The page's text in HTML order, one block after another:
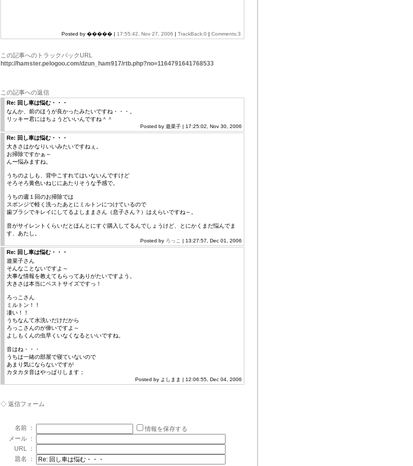
Posted by ����� | 17:55:42, Nov 27, 2006 | TrackBack:0 | Comments:3
この記事へのトラックバックURL
http://hamster.pelogoo.com/dzun_ham917/rtb.php?no=1164791641768533
この記事への返信
Re: 回し車は悩む・・・
なんか、前のほうが良かったみたいですね・・・。
リッキー君にはちょうどいいんですね＾＾
Posted by 遊菜子 | 17:25:02, Nov 30, 2006
Re: 回し車は悩む・・・
大きさはかなりいいみたいですねぇ。
お掃除ですかぁ～
んー悩みますね。
うちのよしも、背中こすれてはいないんですけど
そろそろ黄色いねじにあたりそうな予感で。
うちの週１回のお掃除では
スポンジで軽く洗ったあとにミルトンにつけているので
歯ブラシでキレイにしてるよしままさん（息子さん？）はえらいですね～。
音がサイレントくらいだとほんとにすぐ購入してるんでしょうけど、とにかくまだ悩んでま
す、あたし。
Posted by ろっこ | 13:27:57, Dec 01, 2006
Re: 回し車は悩む・・・
遊菜子さん
そんなことないですよ～
大事な情報を教えてもらってありがたいですよう。
大きさは本当にベストサイズですっ！
ろっこさん
ミルトン！！
凄い！！
うちなんて水洗いだけだから
ろっこさんのが偉いですよ～
よしもくんの虫早くいなくなるといいですね。
音はね・・・
うちは一緒の部屋で寝ていないので
あまり気にならないですが
カタカタ音はやっぱりします；
Posted by よしまま | 12:06:55, Dec 04, 2006
◇ 返信フォーム
名前 ：
情報を保存する
メール ：
URL ：
題名 ：